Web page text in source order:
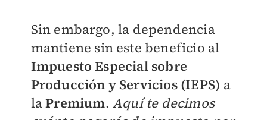
Sin embargo, la dependencia
mantiene sin este beneficio al
Impuesto Especial sobre
Producción y Servicios (IEPS) a
laPremium. Aquí te decimos